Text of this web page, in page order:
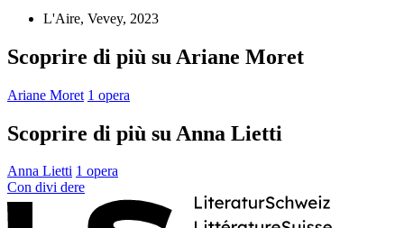
L'Aire, Vevey, 2023
Scoprire di più su Ariane Moret
Ariane Moret 1 opera
Scoprire di più su Anna Lietti
Anna Lietti 1 opera
Con divi dere